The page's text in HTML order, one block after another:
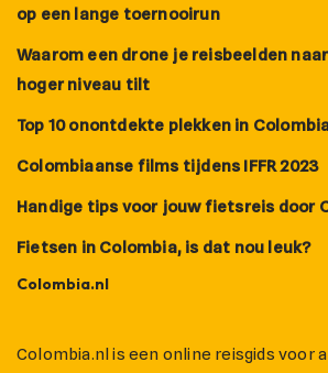
op een lange toernooirun
Waarom een drone je reisbeelden
hoger niveau tilt
Top 10 onontdekte plekken in
Colombiaanse films tijdens IFFR 2023
Handige tips voor jouw fietsreis door
Fietsen in Colombia, is dat nou leuk?
Colombia.nl
Colombia.nl is een online reisgids voor